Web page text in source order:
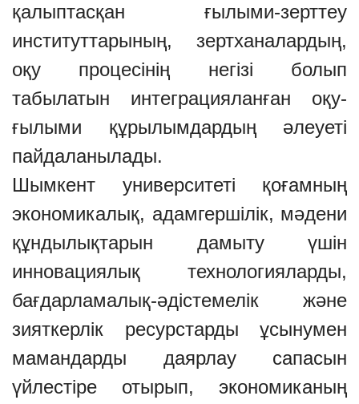
қалыптасқан ғылыми-зерттеу
институттарының, зертханалардың,
оқу процесінің негізі болып
табылатын интеграцияланған оқу-
ғылыми құрылымдардың әлеуеті
пайдаланылады.
Шымкент университеті қоғамның
экономикалық, адамгершілік, мәдени
құндылықтарын дамыту үшін
инновациялық технологияларды,
бағдарламалық-әдістемелік және
зияткерлік ресурстарды ұсынумен
мамандарды даярлау сапасын
үйлестіре отырып, экономиканың